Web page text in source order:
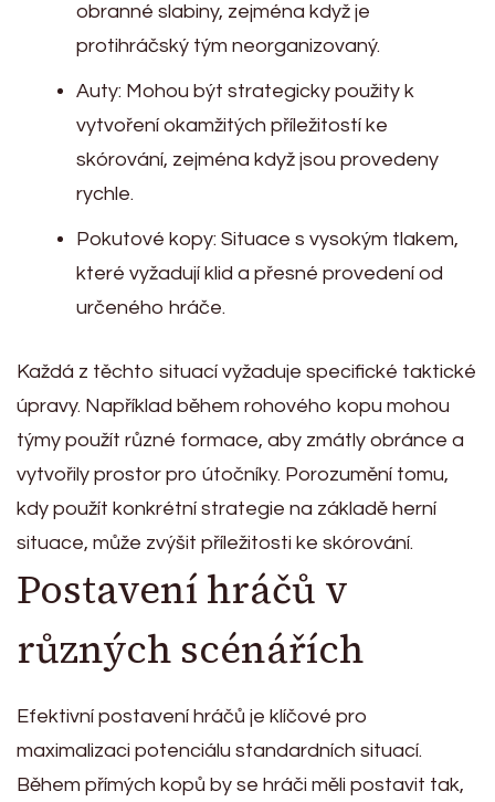
obranné slabiny, zejména když je
protihráčský tým neorganizovaný.
Auty: Mohou být strategicky použity k
vytvoření okamžitých příležitostí ke
skórování, zejména když jsou provedeny
rychle.
Pokutové kopy: Situace s vysokým tlakem,
které vyžadují klid a přesné provedení od
určeného hráče.
Každá z těchto situací vyžaduje specifické taktické
úpravy. Například během rohového kopu mohou
týmy použít různé formace, aby zmátly obránce a
vytvořily prostor pro útočníky. Porozumění tomu,
kdy použít konkrétní strategie na základě herní
situace, může zvýšit příležitosti ke skórování.
Postavení hráčů v
různých scénářích
Efektivní postavení hráčů je klíčové pro
maximalizaci potenciálu standardních situací.
Během přímých kopů by se hráči měli postavit tak,